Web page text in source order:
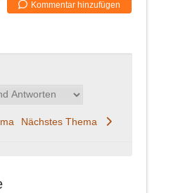
Kommentar hinzufügen
Nächstes Thema